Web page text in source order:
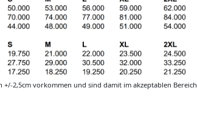
2,5cm vorkommen und sind damit im akzeptablen Bereich